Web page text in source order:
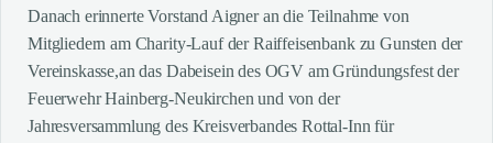
Danach erinnerte Vorstand Aigner an die Teilnahme von
Mitgliedern am Charity-Lauf der Raiffeisenbank zu Gunsten der
Vereinskasse,an das Dabeisein des OGV am Gründungsfest der
Feuerwehr Hainberg-Neukirchen und von der
Jahresversammlung des Kreisverbandes Rottal-Inn für